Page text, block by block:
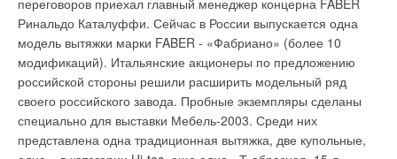
переговоров приехал главный менеджер концерна FABER
Ринальдо Каталуффи. Сейчас в России выпускается одна
модель вытяжки марки FABER - «Фабриано» (более 10
модификаций). Итальянские акционеры по предложению
российской стороны решили расширить модельный ряд
своего российского завода. Пробные экземпляры сделаны
специально для выставки Мебель-2003. Среди них
представлена одна традиционная вытяжка, две купольные,
периода число электронных устройств, используемых в
среднем домашнем хрзяйстве, увеличилось приблизительно
на 22 процента, в то время как общее потребление энергии в
домашнем хозяйстве сократилось приблизительно на 40
процентов. Компания Matsushita представит результаты
своих исследований на "Экологическом форуме Panasonic
2003", который пройдет в период с 12 по 15 ноября в Токио.
Источник: "Matsushita Electric Industrial Co., Ltd."
позволяет подавать 100% свежего воздуха в помещение.
Основные изменения затронули теплообменник. При
меньшем расходе воздуха (9 м3/мин для модели 9 кВт)
удалось сохранить теплосъем. Это позволяет обрабатывать
воздух, поступающий в теплообменник, с температурой,
равной температуре наружного воздуха. Пока компания
предлагает два типоразмера канальных блоков с 100%
подачей свежего воздуха. Диапазон температур наружного